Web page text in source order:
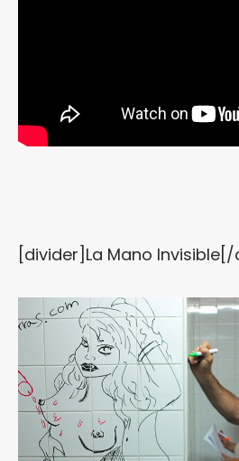
[divider]La Mano Invisible[/